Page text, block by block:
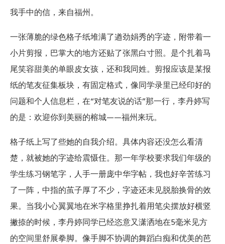
我手中的信，来自福州。
一张薄脆的绿色格子纸堆满了遒劲娟秀的字迹，附带着一
小片剪报，巴掌大的地方还贴了张黑白寸照。是个扎着马
尾笑容甜美的单眼皮女孩，还和我同姓。剪报应该是某报
纸的笔友征集板块，有固定格式，像同学录里已经印好的
问题和个人信息栏，在“对笔友说的话”那一行，李丹婷写
的是：欢迎你到美丽的榕城——福州来玩。
格子纸上写了些她的自我介绍。具体内容还没怎么看清
楚，就被她的字迹给震慑住。那一年学校要求我们年级的
学生练习钢笔字，人手一册庞中华字帖，我也好辛苦练习
了一阵，中指的茧子厚了不少，字迹还未见脱胎换骨的效
果。当我小心翼翼地在米字格里挣扎着用笔尖摆放好横竖
撇捺的时候，李丹婷同学已经恣意又潇洒地在5毫米见方
的空间里舒展拳脚。像手脚不协调的舞蹈白痴和优美的芭